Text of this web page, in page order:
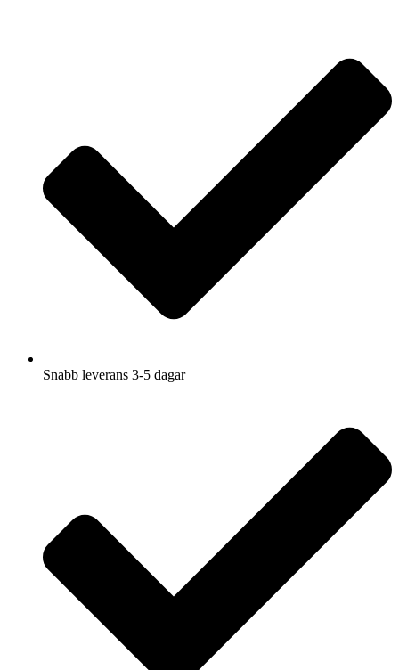
Snabb leverans 3-5 dagar